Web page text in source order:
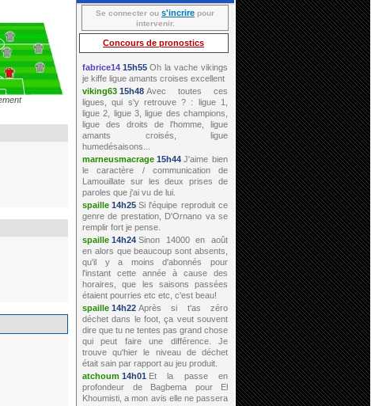
Se connecter ou s'incrire pour
intervenir.
Concours de pronostics